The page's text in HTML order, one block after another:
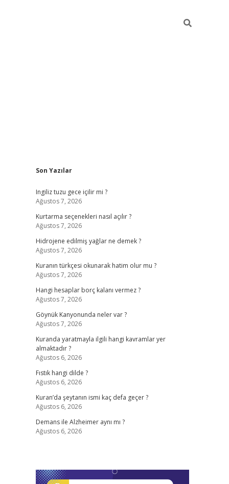
Sidebar
Son Yazılar
Ingiliz tuzu gece içilir mi ?
Ağustos 7, 2026
Kurtarma seçenekleri nasıl açılır ?
Ağustos 7, 2026
Hidrojene edilmiş yağlar ne demek ?
Ağustos 7, 2026
Kuranın türkçesi okunarak hatim olur mu ?
Ağustos 7, 2026
Hangi hesaplar borç kalanı vermez ?
Ağustos 7, 2026
Göynük Kanyonunda neler var ?
Ağustos 7, 2026
Kuranda yaratmayla ilgili hangi kavramlar yer
almaktadır ?
Ağustos 6, 2026
Fıstık hangi dilde ?
Ağustos 6, 2026
Kuran’da şeytanın ismi kaç defa geçer ?
Ağustos 6, 2026
Demans ile Alzheimer aynı mı ?
Ağustos 6, 2026
vdcasino güncel giriş